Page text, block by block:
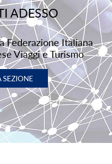
ADESSO
Federazione Italiana
Viaggi e Turismo
SEZIONE